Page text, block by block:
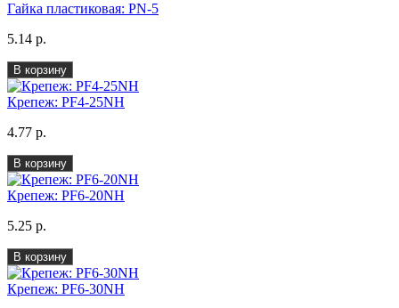
Гайка пластиковая: PN-5
5.14 р.
В корзину
Крепеж: PF4-25NH
4.77 р.
В корзину
Крепеж: PF6-20NH
5.25 р.
В корзину
Крепеж: PF6-30NH